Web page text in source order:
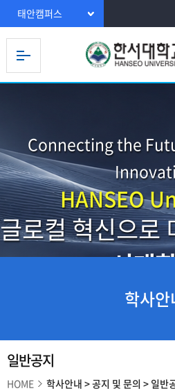
태안캠퍼스
Connecting the
HANSEO
글로컬 혁신으로
서대
학사안
일반공지
HOME 학사안내 >공지 및 문의 > 일반